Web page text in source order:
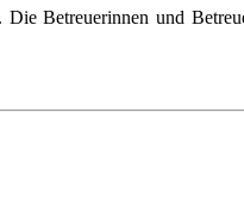
Betreuerinnen und